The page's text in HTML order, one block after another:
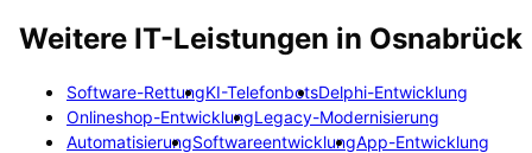
Weitere IT-Leistungen in Osnabrück
Software-RettungKI-TelefonbotsDelphi-Entwicklung
Onlineshop-EntwicklungLegacy-Modernisierung
AutomatisierungSoftwareentwicklungApp-Entwicklung